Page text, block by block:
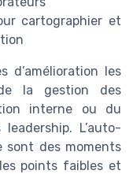
cartographier et
d’amélioration les
la gestion des
interne ou du
L’auto-
sont des moments
points faibles et